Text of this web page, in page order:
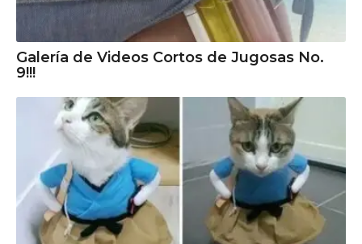
Galería de Videos Cortos de Jugosas No.
9!!!